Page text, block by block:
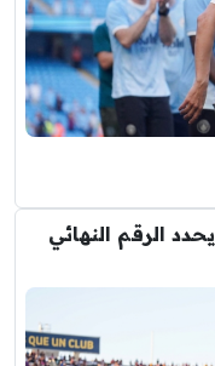
الرقم النهائي